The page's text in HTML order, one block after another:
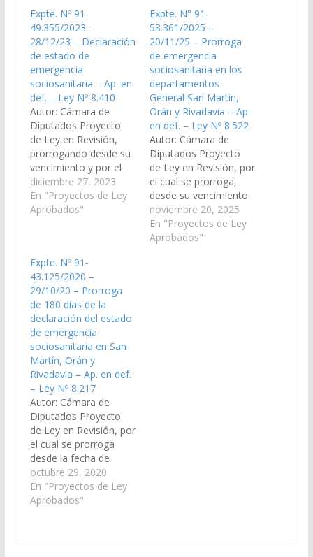
Expte. Nº 91-
49.355/2023 –
28/12/23 – Declaración
de estado de
emergencia
sociosanitaria – Ap. en
def. – Ley Nº 8.410
Autor: Cámara de
Diputados Proyecto
de Ley en Revisión,
prorrogando desde su
vencimiento y por el
plazo de ciento
ochenta (180) días, la
declaración de estado
General San Martin,
Oran y Rivadavia,
dispuesta por la Ley
8.185 y prorrogada por
la Ley 8.353 y el…
diciembre 27, 2023
En "Proyectos de Ley
Aprobados"
Expte. N° 91-
53.361/2025 –
20/11/25 – Prorroga
de emergencia
sociosanitaria en los
departamentos
General San Martin,
Orán y Rivadavia – Ap.
en def. – Ley Nº 8.522
Autor: Cámara de
Diputados Proyecto
de Ley en Revisión, por
el cual se prorroga,
desde su vencimiento
y por un plazo de 180
días la declaración de
estado de emergencia
noviembre 20, 2025
En "Proyectos de Ley
Aprobados"
Expte. Nº 91-
43.125/2020 –
29/10/20 – Prorroga
de 180 días de la
declaración del estado
de emergencia
sociosanitaria en San
Martín, Orán y
Rivadavia – Ap. en def.
– Ley Nº 8.217
Autor: Cámara de
Diputados Proyecto
de Ley en Revisión, por
el cual se prorroga
desde la fecha de
promulgación de la
presente y por el plazo
de 180 días la
octubre 29, 2020
En "Proyectos de Ley
Aprobados"